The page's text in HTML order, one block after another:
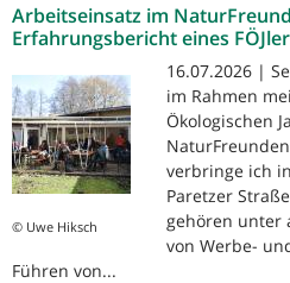
Arbeitseinsatz im
Erfahrungsbericht eines
© Uwe Hiksch
16.07.2026 |
im Rahmen
Ökologischen
verbringe ich
Paretzer
gehören unter
von Werbe-
Führen von...